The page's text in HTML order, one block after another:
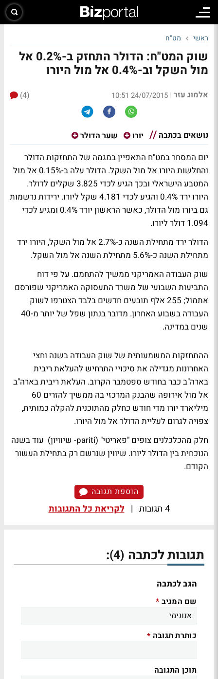
ראשי מט"ח
שוק המט"ח: הדולר התחזק ב-0.2% אל
מול השקל וב-0.4% אל מול היורו
אלמוג עזר |
24/07/2015 10:51
(4)
נושאים בכתבה יורו שער הדולר
יום המסחר במט"ח התאפיין במגמה של התחזקות הדולר
והחלשות היורו אל מול השקל. הדולר עלה ב-0.15% אל מול
המטבע הישראלי ובכך הגיע לכדי 3.825 שקלים לדולר.
היורו ירד 0.4% והגיע לכדי 4.181 שקל ליורו. ירידות נרשמות
גם ביורו מול הדולר, כאשר הראשון יורד 0.4% ומגיע לכדי
1.094 דולר ליורו.
הדולר ירד מתחילת השנה כ-2.7% אל מול השקל, היורו ירד
מתחילת השנה כ-5.6% מתחילת השנה אל מול השקל.
שוק העבודה האמריקני ממשיך להתחמם. על פי דוח
התביעות השבועי של משרד התעסוקה האמריקני שפורסם
אתמול; 255 אלף תובעים חדשים בלבד הצטרפו לשוק
העבודה בשבוע האחרון. מדובר בנתון שפל של יותר מ-40
שנים במדינה.
ההתחזקות המשמעותית של שוק העבודה בשנה וחצי
האחרונות מגדילה את סיכויי התרחיש להעלאת ריבית
בארה"ב כבר בחודש ספטמבר הקרוב. העלאת ריבית בארה"ב
אל מול אירופה שהבנק המרכזי בה ממשיך להזרים 60
מיליארד יורו מדי חודש כחלק מהתוכנית להקלה כמותית,
צפויה לגרום לעליית הדולר אל מול היורו.
חלק מהכלכלנים צופים "פאריטי" (pariti- שיוויון) עוד בשנה
הנוכחית בין הדולר ליורו. שיווין שנרשם רק בתחילת העשור
הקודם.
הוספת תגובה
4 תגובות | לקריאת כל התגובות
תגובות לכתבה (4)
:
הגב לכתבה
שם המגיב *
כותרת תגובה *
תוכן התגובה